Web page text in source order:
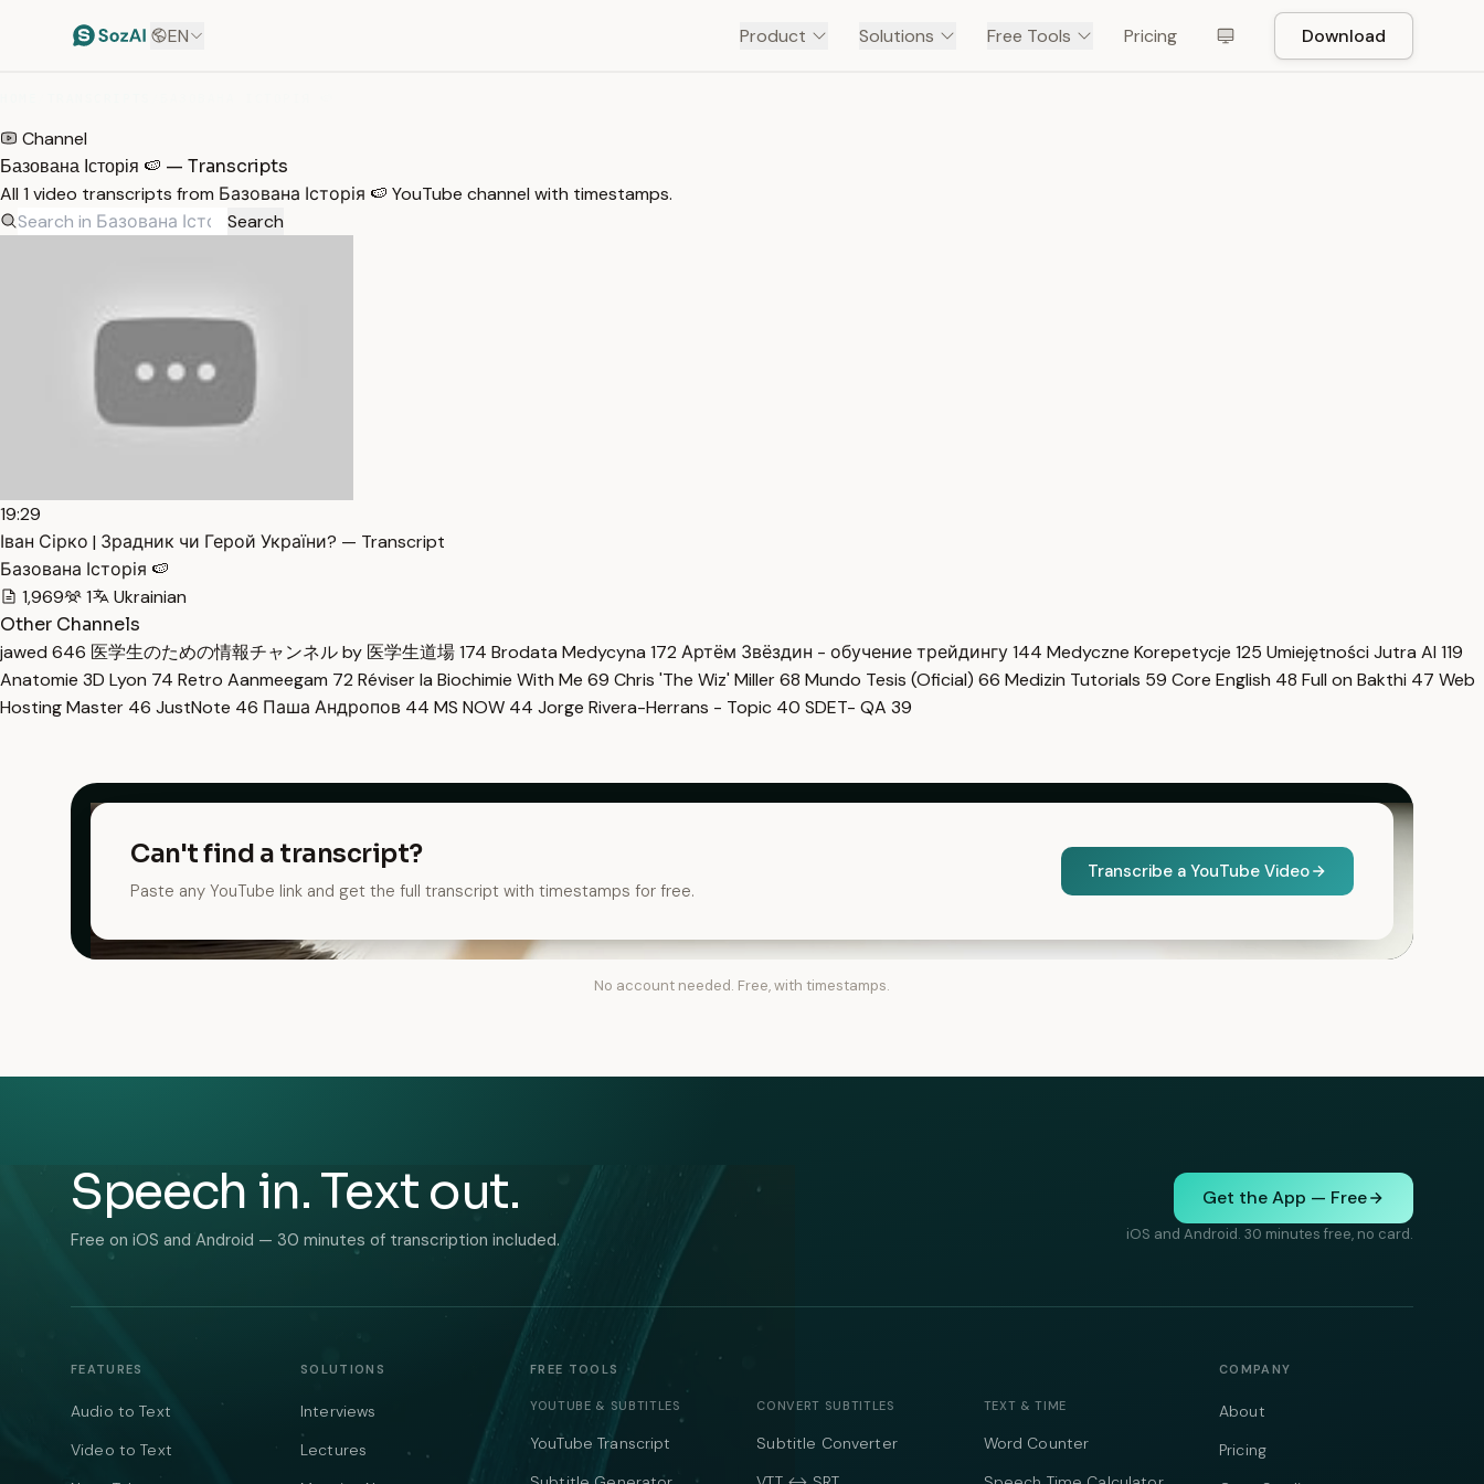
EN Product Solutions Free Tools Pricing Download
Channel
Базована Історія 🍉 — Transcripts
All 1 video transcripts from Базована Історія 🍉 YouTube channel with timestamps.
Search
19:29
Іван Сірко | Зрадник чи Герой України? — Transcript
Базована Історія 🍉
1,969
1
Ukrainian
Other Channels
jawed 646 医学生のための情報チャンネル by 医学生道場174 Brodata Medycyna 172 Артём Звёздин - обучение трейдингу144 Medyczne Korepetycje 125 Umiejętności Jutra AI 119
Anatomie 3D Lyon 74 Retro Aanmeegam 72 Réviser la Biochimie With Me 69 Chris 'The Wiz' Miller68 Mundo Tesis (Oficial) 66 Medizin Tutorials 59 Core English 48 Full on Bakthi 47 Web
Hosting Master 46 JustNote 46 Паша Андропов 44 MS NOW 44 Jorge Rivera-Herrans - Topic 40 SDET- QA 39
Can't find a transcript?
Paste any YouTube link and get the full transcript with timestamps for free.
Transcribe a YouTube Video
No account needed. Free, with timestamps.
Speech in. Text out.
Free on iOS and Android — 30 minutes of transcription included.
Get the App — Free
iOS and Android. 30 minutes free, no card.
FEATURES
Audio to Text
Video to Text
SOLUTIONS
Interviews
Lectures
FREE TOOLS
YOUTUBE & SUBTITLES
YouTube Transcript
CONVERT SUBTITLES
Subtitle Converter
TEXT & TIME
Word Counter
COMPANY
About
Pricing